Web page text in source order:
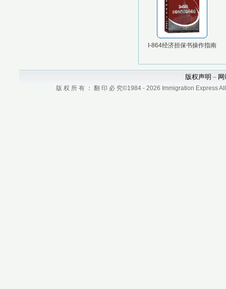
I-864经济担保书操作指南
版权声明 –
版 权 所 有 ： 翻 印 必 究©1984 - 2026 Immigration Express